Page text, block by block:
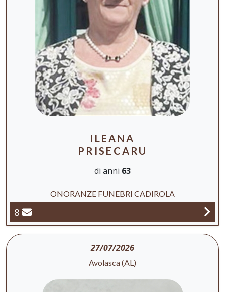
ILEANA
PRISECARU
di anni 63
ONORANZE FUNEBRI CADIROLA
8
27/07/2026
Avolasca (AL)